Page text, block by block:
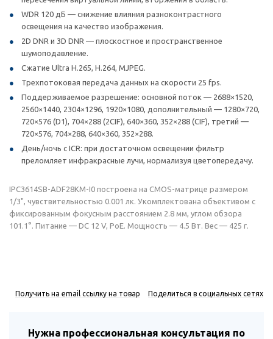
WDR 120 дБ — снижение влияния разноконтрастного
освещения на качество изображения.
2D DNR и 3D DNR — плоскостное и пространственное
шумоподавление.
Сжатие Ultra H.265, H.264, MJPEG.
Трехпотоковая передача данных на скорости 25 fps.
Поддерживаемое разрешение: основной поток — 2688×1520,
2560×1440, 2304×1296, 1920×1080, дополнительный — 1280×720,
720×576 (D1), 704×288 (2CIF), 640×360, 352×288 (CIF), третий —
720×576, 704×288, 640×360, 352×288.
День/ночь с ICR: при достаточном освещении фильтр
преломляет инфракрасные лучи, нормализуя цветопередачу.
IPC3614SB-ADF28KM-I0 построена на CMOS-матрице размером
1/3", чувствительностью 0.001 лк. Укомплектована объективом с
фиксированным фокусным расстоянием 2.8 мм, углом обзора
101.1°. Питание — DC 12 V, PoE. Мощность — 4.5 Вт. Вес — 425 г.
Получить на email ссылку на товар Поделиться в социальных сетях
Нужна профессиональная консультация по